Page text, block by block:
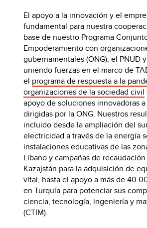
El apoyo a la innovación y el
fundamental para nuestra
base de nuestro Programa
Empoderamiento con
gubernamentales (ONG), el PNUD
uniendo fuerzas en el marco de
el programa de respuesta a la
organizaciones de la sociedad civil
apoyo de soluciones innovadoras a
dirigidas por la ONG. Nuestros
incluido desde la ampliación del
electricidad a través de la energía
instalaciones educativas de las
Líbano y campañas de
Kazajstán para la adquisición de
vital, hasta el apoyo a más de
en Turquía para potenciar sus
ciencia, tecnología, ingeniería y
(CTIM).